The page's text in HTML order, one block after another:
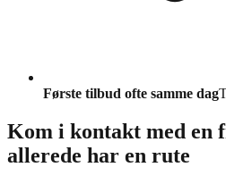
Første tilbud ofte samme dag
Kom i kontakt med en
allerede har en rute